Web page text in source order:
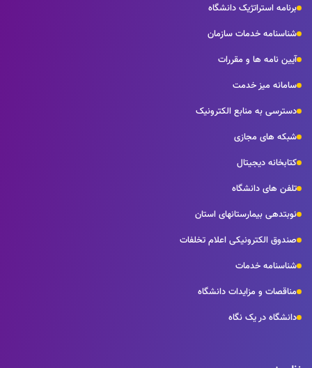
برنامه استراتژیک دانشگاه
شناسنامه خدمات سازمان
آیین نامه ها و مقررات
سامانه میز خدمت
دسترسی به منابع الکترونیک
شبکه های مجازی
کتابخانه دیجیتال
تلفن های دانشگاه
نوبتدهی بیمارستانهای استان
صندوق الکترونیکی اعلام تخلفات
شناسنامه خدمات
مناقصات و مزایدات دانشگاه
دانشگاه در یک نگاه